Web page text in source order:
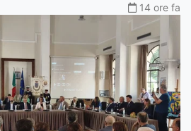
14 ore fa